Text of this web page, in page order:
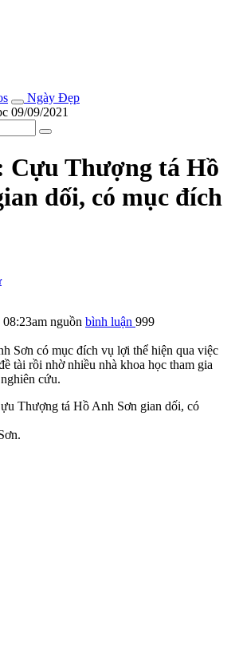
Ngày Đẹp
09/09/2021
Cựu Thượng tá Hồ
dối, có mục đích
08:23am nguồn bình luận 999
Sơn có mục đích vụ lợi thể hiện qua việc
tài rồi nhờ nhiều nhà khoa học tham gia
cứu.